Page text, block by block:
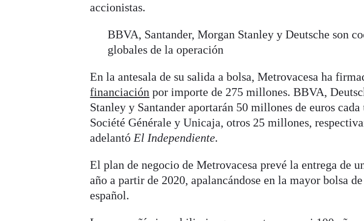
accionistas.
BBVA, Santander, Morgan Stanley y Deutsche son
globales de la operación
En la antesala de su salida a bolsa, Metrovacesa ha
financiación por importe de 275 millones. BBVA,
Stanley y Santander aportarán 50 millones de euros cada
Société Générale y Unicaja, otros 25 millones,
adelantó El Independiente.
El plan de negocio deMetrovacesa prevé la entrega de
año a partir de 2020, apalancándose en la mayor bolsa
español.